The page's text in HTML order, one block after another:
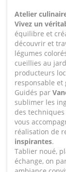
Atelier
Vivez un
équilibre et
découvrir et
légumes
cueillies au
producteurs
responsable et
Guidés par
sublimer les
des techniques
vous
réalisation de
inspirantes.
Tablier noué,
échange, on